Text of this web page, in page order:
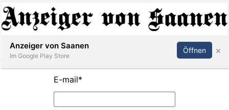
Abonnieren Anmelden
E-mail*
Anzeiger von Saanen
Im Google Play Store
Öffnen ×